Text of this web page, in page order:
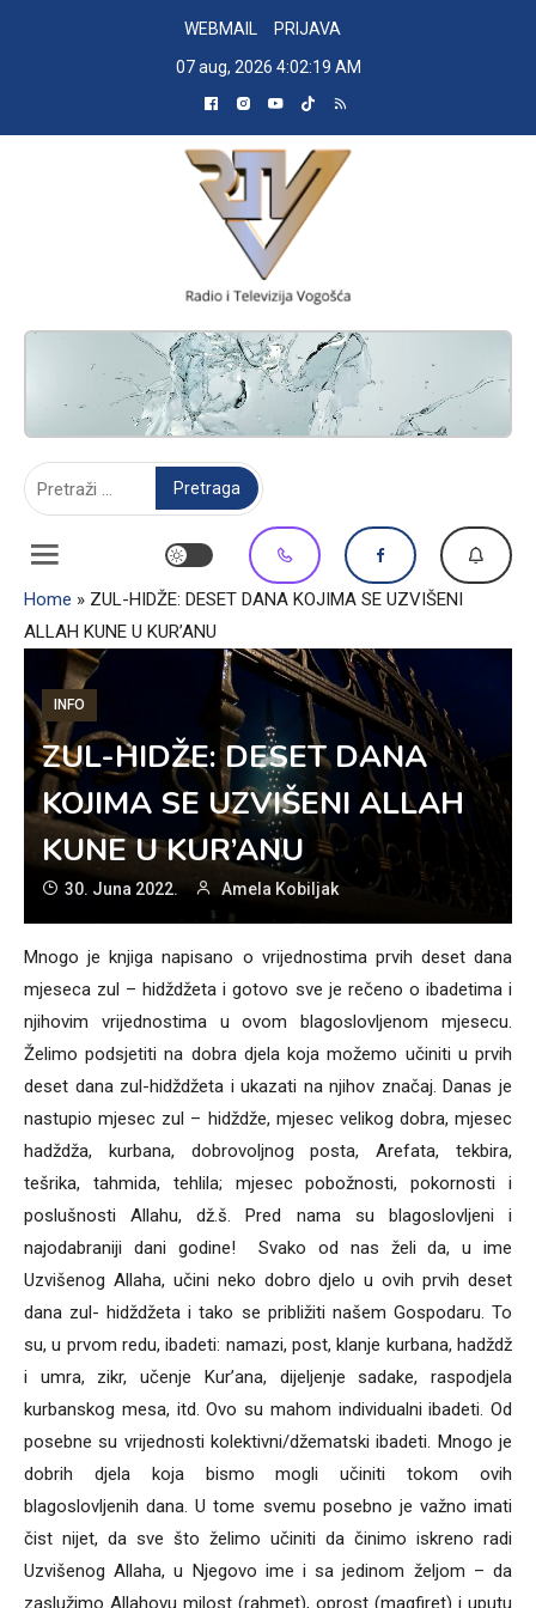
WEBMAIL
PRIJAVA
07 aug, 2026 4:02:20 AM
RADIO TELEVIZIJA VOGOŠĆA
Home » ZUL-HIDŽE: DESET DANA KOJIMA SE UZVIŠENI
ALLAH KUNE U KUR’ANU
INFO
ZUL-HIDŽE: DESET DANA
KOJIMA SE UZVIŠENI ALLAH
KUNE U KUR’ANU
30. Juna 2022. Amela Kobiljak
Mnogo je knjiga napisano o vrijednostima prvih deset dana
mjeseca zul – hidždžeta i gotovo sve je rečeno o ibadetima i
njihovim vrijednostima u ovom blagoslovljenom mjesecu.
Želimo podsjetiti na dobra djela koja možemo učiniti u prvih
deset dana zul-hidždžeta i ukazati na njihov značaj. Danas je
nastupio mjesec zul – hidždže, mjesec velikog dobra, mjesec
hadždža, kurbana, dobrovoljnog posta, Arefata, tekbira,
tešrika, tahmida, tehlila; mjesec pobožnosti, pokornosti i
poslušnosti Allahu, dž.š. Pred nama su blagoslovljeni i
najodabraniji dani godine! Svako od nas želi da, u ime
Uzvišenog Allaha, učini neko dobro djelo u ovih prvih deset
dana zul- hidždžeta i tako se približiti našem Gospodaru. To
su, u prvom redu, ibadeti: namazi, post, klanje kurbana, hadždž
i umra, zikr, učenje Kur’ana, dijeljenje sadake, raspodjela
kurbanskog mesa, itd. Ovo su mahom individualni ibadeti. Od
posebne su vrijednosti kolektivni/džematski ibadeti. Mnogo je
dobrih djela koja bismo mogli učiniti tokom ovih
blagoslovljenih dana. U tome svemu posebno je važno imati
čist nijet, da sve što želimo učiniti da činimo iskreno radi
Uzvišenog Allaha, u Njegovo ime i sa jedinom željom – da
zaslužimo Allahovu milost (rahmet), oprost (magfiret) i uputu